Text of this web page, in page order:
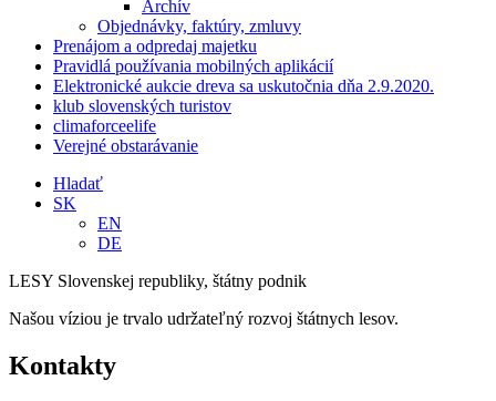
Archív
Objednávky, faktúry, zmluvy
Prenájom a odpredaj majetku
Pravidlá používania mobilných aplikácií
Elektronické aukcie dreva sa uskutočnia dňa 2.9.2020.
klub slovenských turistov
climaforceelife
Verejné obstarávanie
Hladať
SK
EN
DE
LESY Slovenskej republiky, štátny podnik
Našou víziou je trvalo udržateľný rozvoj štátnych lesov.
Kontakty